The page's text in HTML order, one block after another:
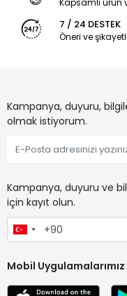
Kapsamlı ürün
7 / 24 DESTEK
Öneri ve
Kampanya, duyuru,
olmak istiyorum.
Kampanya, duyuru ve
için kayıt olun.
Mobil Uygulamalarımız